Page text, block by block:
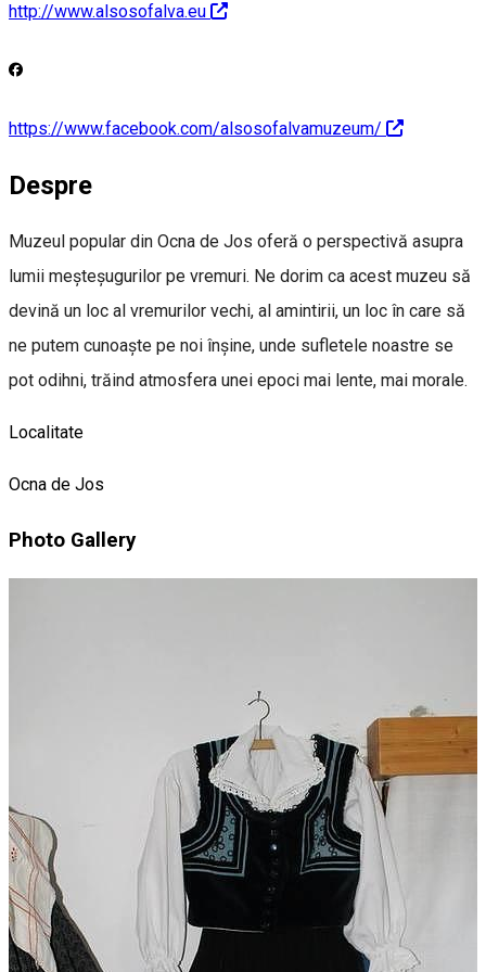
http://www.alsosofalva.eu
https://www.facebook.com/alsosofalvamuzeum/
Despre
Muzeul popular din Ocna de Jos oferă o perspectivă asupra
lumii meșteșugurilor pe vremuri. Ne dorim ca acest muzeu să
devină un loc al vremurilor vechi, al amintirii, un loc în care să
ne putem cunoaște pe noi înșine, unde sufletele noastre se
pot odihni, trăind atmosfera unei epoci mai lente, mai morale.
Localitate
Ocna de Jos
Photo Gallery